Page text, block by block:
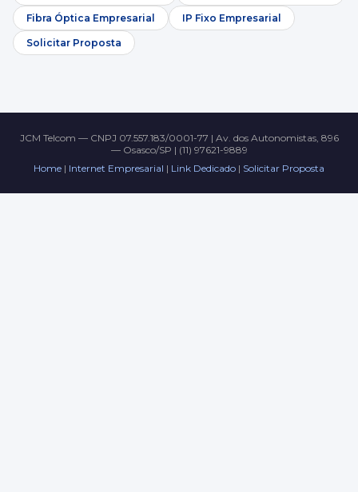
Fibra Óptica Empresarial IP Fixo Empresarial
Solicitar Proposta
JCM Telcom — CNPJ 07.557.183/0001-77 | Av. dos Autonomistas, 896
— Osasco/SP | (11) 97621-9889
Home | Internet Empresarial | Link Dedicado | Solicitar Proposta